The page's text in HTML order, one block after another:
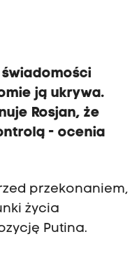
świadomości
ją ukrywa.
Rosjan, że
- ocenia
przekonaniem,
życia
Putina.